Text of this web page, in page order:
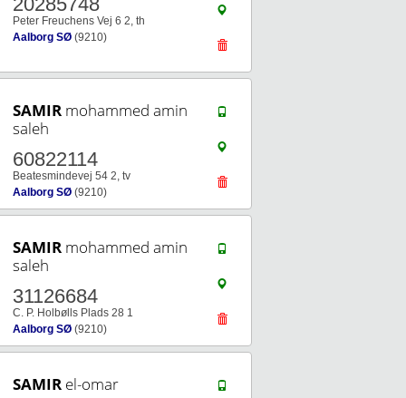
Peter Freuchens Vej 6 2, th
Aalborg SØ (9210)
SAMIR mohammed amin
saleh
60822114
Beatesmindevej 54 2, tv
Aalborg SØ (9210)
SAMIR mohammed amin
saleh
31126684
C. P. Holbølls Plads 28 1
Aalborg SØ (9210)
SAMIR el-omar